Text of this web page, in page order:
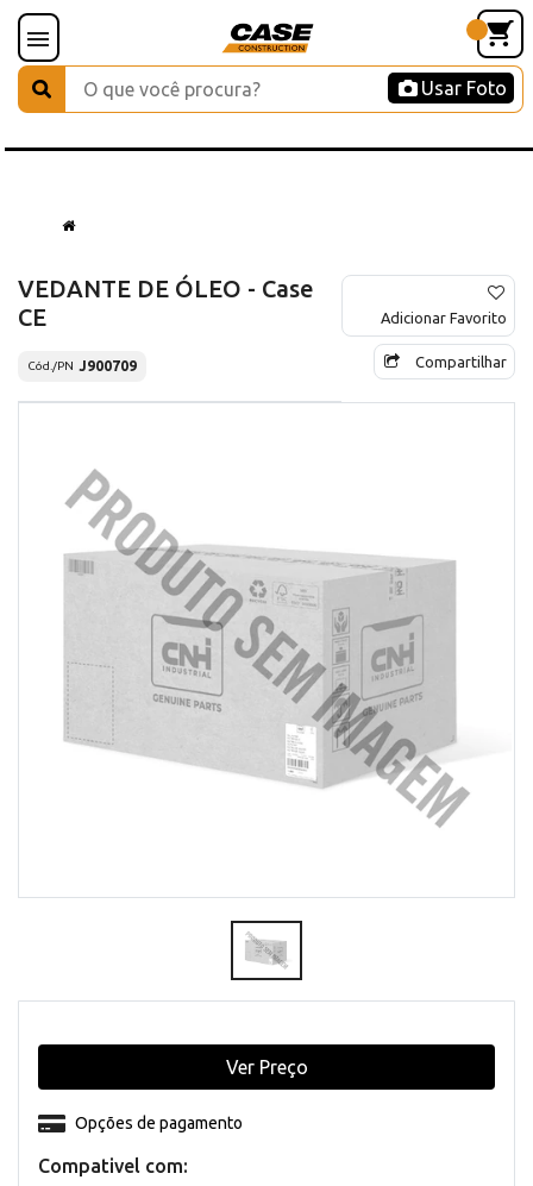
Usar Foto
VEDANTE DE ÓLEO - Case
CE
Cód./PN J900709
Adicionar Favorito
Compartilhar
Compativel com:
Opções de pagamento
Ver Preço